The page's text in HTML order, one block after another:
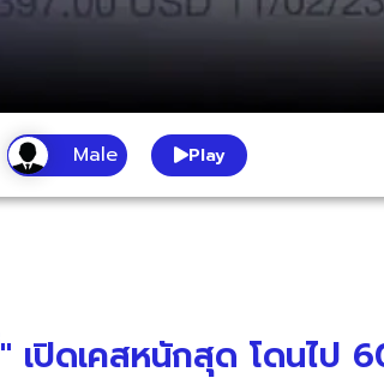
Play
เปิดเคสหนักสุด โดนไป